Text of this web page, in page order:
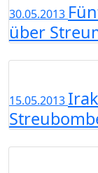
30.05.2013
über
15.05.2013